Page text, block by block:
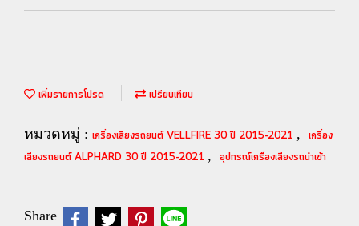
เพิ่มรายการโปรด เปรียบเทียบ
หมวดหมู่ : เครื่องเสียงรถยนต์ VELLFIRE 30 ปี 2015-2021 , เครื่อง
เสียงรถยนต์ ALPHARD 30 ปี 2015-2021 , อุปกรณ์เครื่องเสียงรถนำเข้า
Share